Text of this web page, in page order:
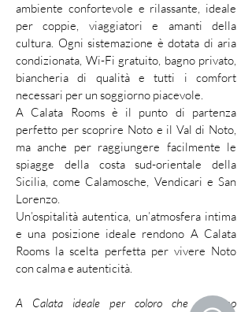
ambiente confortevole e rilassante, ideale
per coppie, viaggiatori e amanti della
cultura. Ogni sistemazione è dotata di aria
condizionata, Wi-Fi gratuito, bagno privato,
biancheria di qualità e tutti i comfort
necessari per un soggiorno piacevole.
A Calata Rooms è il punto di partenza
perfetto per scoprire Noto e il Val di Noto,
ma anche per raggiungere facilmente le
spiagge della costa sud-orientale della
Sicilia, come Calamosche, Vendicari e San
Lorenzo.
Un’ospitalità autentica, un’atmosfera intima
e una posizione ideale rendono A Calata
Rooms la scelta perfetta per vivere Noto
con calma e autenticità.
A Calata ideale per coloro che vogliono